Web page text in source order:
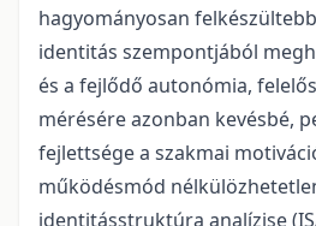
hagyományosan
identitás szempontjából
és a fejlődő autonómia,
mérésére azonban kevésbé,
fejlettsége a szakmai
működésmód
identitásstruktúra analízise